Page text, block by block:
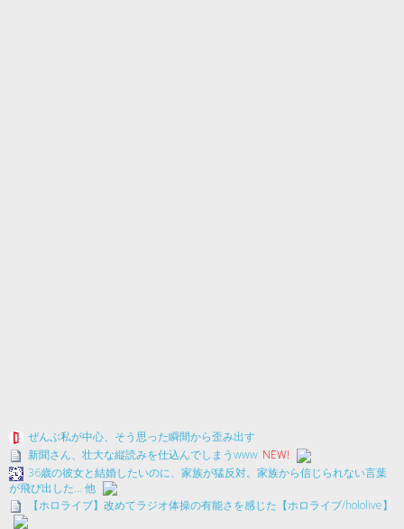
ぜんぶ私が中心、そう思った瞬間から歪み出す
新聞さん、壮大な縦読みを仕込んでしまうwww NEW!
36歳の彼女と結婚したいのに、家族が猛反対。家族から信じられない言葉
が飛び出した… 他
【ホロライブ】改めてラジオ体操の有能さを感じた【ホロライブ/hololive】